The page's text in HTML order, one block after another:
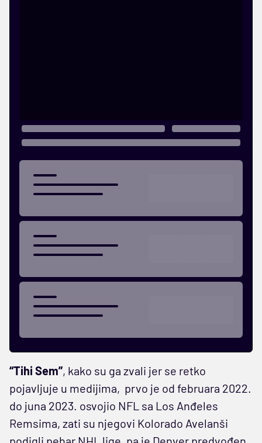
“Tihi Sem”, kako su ga zvali jer se retko
pojavljuje u medijima, prvo je od februara 2022.
do juna 2023. osvojio NFL sa Los Anđeles
Remsima, zati su njegovi Kolorado Avelanši